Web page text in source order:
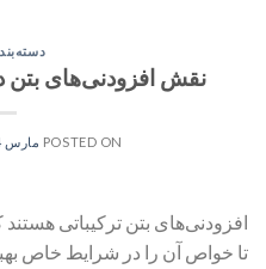
نقش افزودنی‌های بتن
POSTED ON مارس 14, 2025
افزودنی‌های بتن ترکیباتی
تا خواص آن را در شرایط خاص